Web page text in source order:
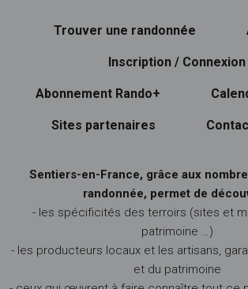
Trouver une randonnée
Inscription / Connexion
Abonnement Rando+
Sites partenaires
Sentiers-en-France, grâce aux
randonnée, permet de
- les spécificités des terroirs (sites et
patrimoine …)
- les producteurs locaux et les artisans,
et du patrimoine